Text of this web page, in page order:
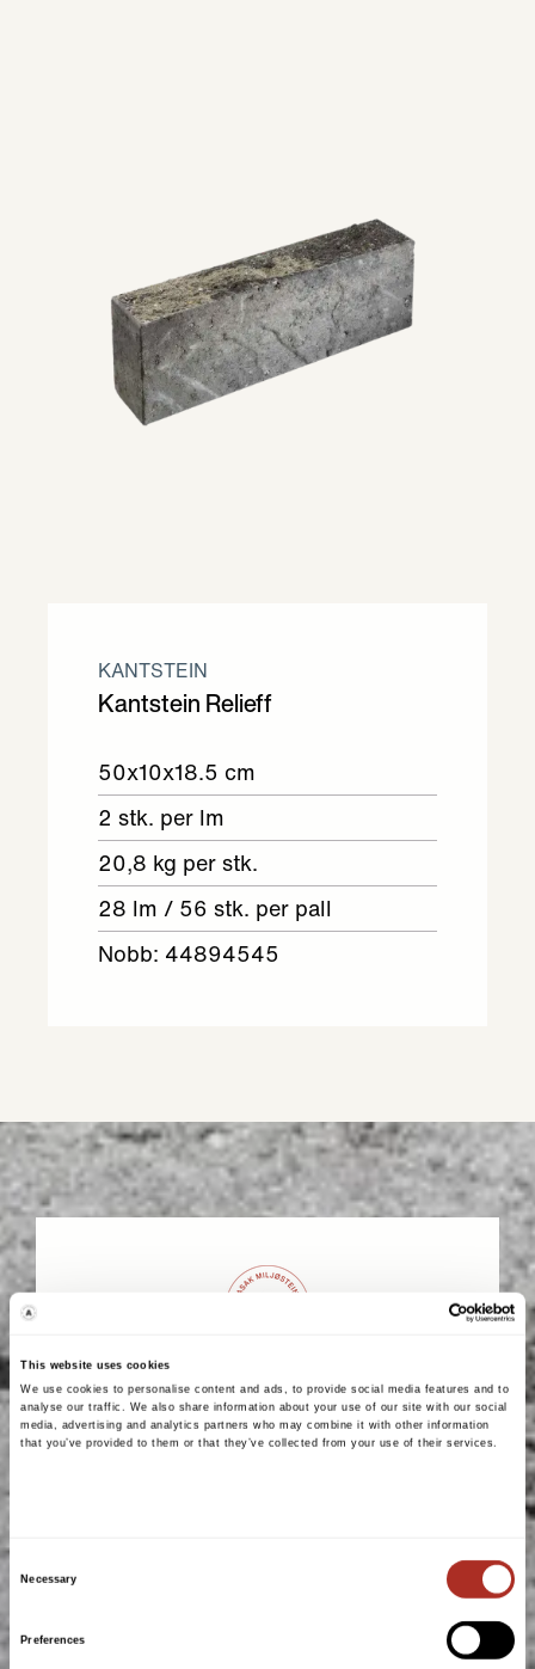
This website uses cookies
We use cookies to personalise content and ads, to provide social media features and to
analyse our traffic. We also share information about your use of our site with our social
media, advertising and analytics partners who may combine it with other information
that you’ve provided to them or that they’ve collected from your use of their services.
Necessary
Preferences
KANTSTEIN
Kantstein Relieff
50x10x18.5 cm
2 stk. per lm
20,8 kg per stk.
28 lm / 56 stk. per pall
Nobb: 44894545
Laget for norske forhold
Lokal norsk produksjon